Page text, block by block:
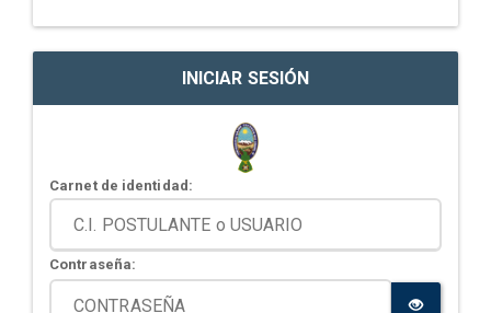
INICIAR SESIÓN
Carnet de identidad:
Contraseña: